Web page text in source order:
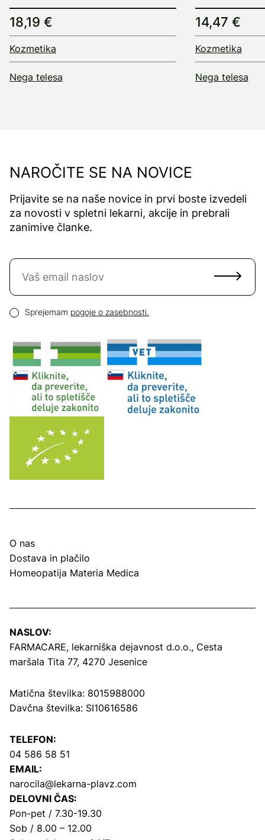
18,19 €
Kozmetika
Nega telesa
14,47 €
Kozmetika
Nega telesa
NAROČITE SE NA NOVICE
Prijavite se na naše novice in prvi boste izvedeli
za novosti v spletni lekarni, akcije in prebrali
zanimive članke.
Naročite se na novice
Pogoji zasebnosti
Sprejemam pogoje o zasebnosti.
O nas
Dostava in plačilo
Homeopatija Materia Medica
NASLOV:
FARMACARE, lekarniška dejavnost d.o.o., Cesta
maršala Tita 77, 4270 Jesenice
Matična številka: 8015988000
Davčna številka: SI10616586
TELEFON:
04 586 58 51
EMAIL:
narocila@lekarna-plavz.com
DELOVNI ČAS:
Pon-pet / 7.30-19.30
Sob / 8.00 – 12.00